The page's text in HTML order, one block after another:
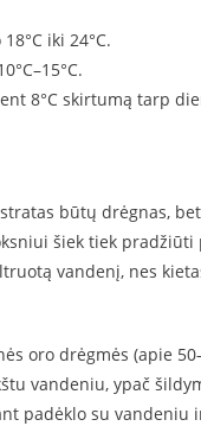
iki 24°C.
8°C skirtumą tarp
būtų drėgnas,
šiek tiek pradžiūti
vandenį, nes
oro drėgmės (apie
vandeniu, ypač
padėklo su